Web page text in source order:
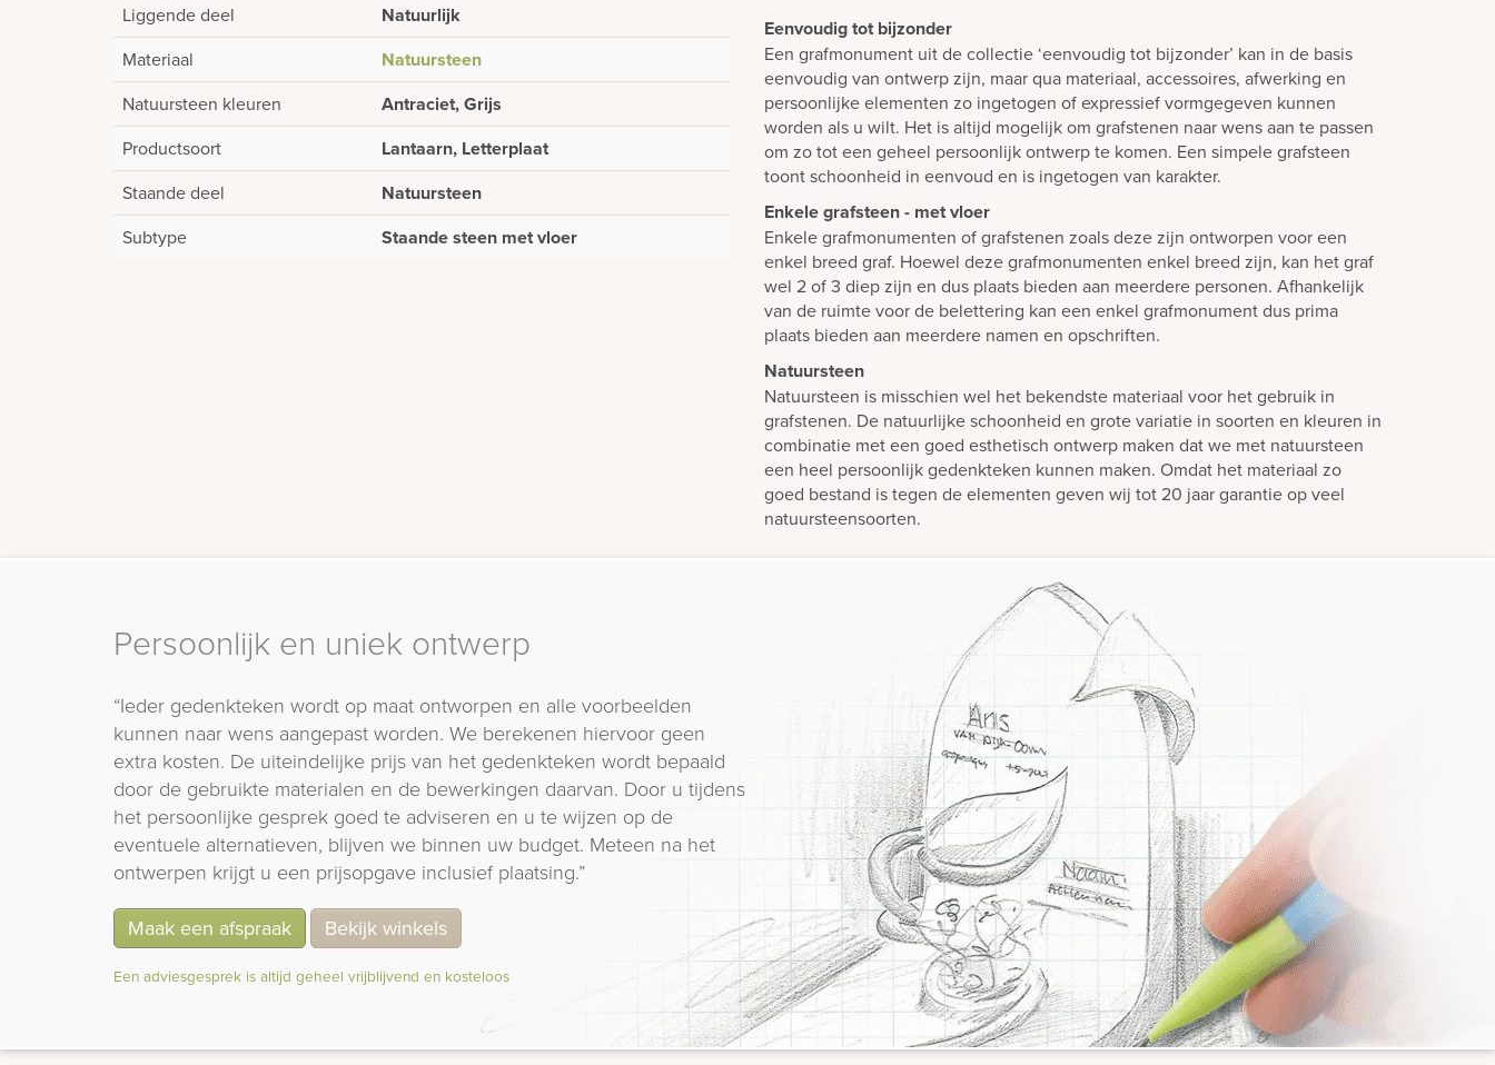
Liggende deel Natuurlijk
Materiaal Natuursteen
Natuursteen kleuren Antraciet, Grijs
Productsoort Lantaarn, Letterplaat
Staande deel Natuursteen
Subtype Staande steen met vloer
Eenvoudig tot bijzonder
Een grafmonument uit de collectie ‘eenvoudig tot bijzonder’ kan in de basis
eenvoudig van ontwerp zijn, maar qua materiaal, accessoires, afwerking en
persoonlijke elementen zo ingetogen of expressief vormgegeven kunnen
worden als u wilt. Het is altijd mogelijk om grafstenen naar wens aan te passen
om zo tot een geheel persoonlijk ontwerp te komen. Een simpele grafsteen
toont schoonheid in eenvoud en is ingetogen van karakter.
Enkele grafsteen - met vloer
Enkele grafmonumenten of grafstenen zoals deze zijn ontworpen voor een
enkel breed graf. Hoewel deze grafmonumenten enkel breed zijn, kan het graf
wel 2 of 3 diep zijn en dus plaats bieden aan meerdere personen. Afhankelijk
van de ruimte voor de belettering kan een enkel grafmonument dus prima
plaats bieden aan meerdere namen en opschriften.
Natuursteen
Natuursteen is misschien wel het bekendste materiaal voor het gebruik in
grafstenen. De natuurlijke schoonheid en grote variatie in soorten en kleuren in
combinatie met een goed esthetisch ontwerp maken dat we met natuursteen
een heel persoonlijk gedenkteken kunnen maken. Omdat het materiaal zo
goed bestand is tegen de elementen geven wij tot 20 jaar garantie op veel
natuursteensoorten.
Persoonlijk en uniek ontwerp
“Ieder gedenkteken wordt op maat ontworpen en alle voorbeelden
kunnen naar wens aangepast worden. We berekenen hiervoor geen
extra kosten. De uiteindelijke prijs van het gedenkteken wordt bepaald
door de gebruikte materialen en de bewerkingen daarvan. Door u tijdens
het persoonlijke gesprek goed te adviseren en u te wijzen op de
eventuele alternatieven, blijven we binnen uw budget. Meteen na het
ontwerpen krijgt u een prijsopgave inclusief plaatsing.”
Maak een afspraak Bekijk winkels
Een adviesgesprek is altijd geheel vrijblijvend en kosteloos